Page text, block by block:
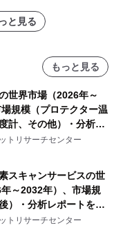
と見る
もっと見る
世界市場（2026年～
規模（プロテクター温
計、その他）・分析レ
トリサーチセンター
スキャンサービスの世
～2032年）、市場規
）・分析レポートを発
トリサーチセンター